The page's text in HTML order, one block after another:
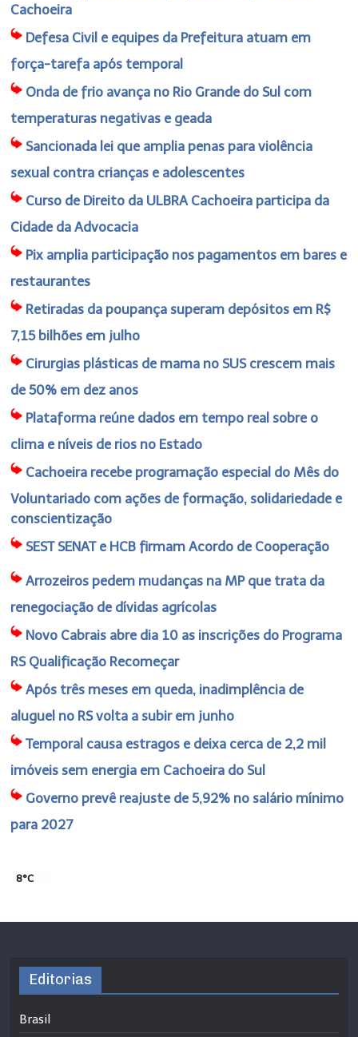
Cachoeira
Defesa Civil e equipes da Prefeitura atuam em
força-tarefa após temporal
Onda de frio avança no Rio Grande do Sul com
temperaturas negativas e geada
Sancionada lei que amplia penas para violência
sexual contra crianças e adolescentes
Curso de Direito da ULBRA Cachoeira participa da
Cidade da Advocacia
Pix amplia participação nos pagamentos em bares e
restaurantes
Retiradas da poupança superam depósitos em R$
7,15 bilhões em julho
Cirurgias plásticas de mama no SUS crescem mais
de 50% em dez anos
Plataforma reúne dados em tempo real sobre o
clima e níveis de rios no Estado
Cachoeira recebe programação especial do Mês do
Voluntariado com ações de formação, solidariedade e
conscientização
SEST SENAT e HCB firmam Acordo de Cooperação
Arrozeiros pedem mudanças na MP que trata da
renegociação de dívidas agrícolas
Novo Cabrais abre dia 10 as inscrições do Programa
RS Qualificação Recomeçar
Após três meses em queda, inadimplência de
aluguel no RS volta a subir em junho
Temporal causa estragos e deixa cerca de 2,2 mil
imóveis sem energia em Cachoeira do Sul
Governo prevê reajuste de 5,92% no salário mínimo
para 2027
8°C
Editorias
Brasil